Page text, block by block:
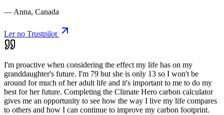
— Anna, Canada
Ler no Trustpilot
I'm proactive when considering the effect my life has on my
granddaughter's future. I'm 79 but she is only 13 so I won't be
around for much of her adult life and it's important to me to do my
best for her future. Completing the Climate Hero carbon calculator
gives me an opportunity to see how the way I live my life compares
to others and how I can continue to improve my carbon footprint.